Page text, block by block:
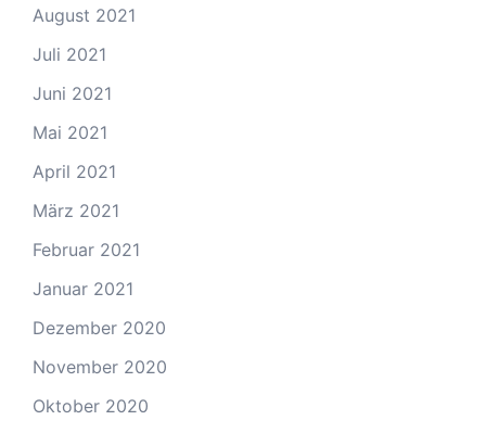
August 2021
Juli 2021
Juni 2021
Mai 2021
April 2021
März 2021
Februar 2021
Januar 2021
Dezember 2020
November 2020
Oktober 2020